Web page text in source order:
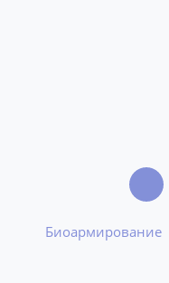
Биоармирование